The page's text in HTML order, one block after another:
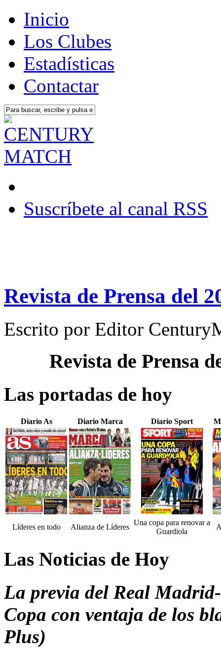
Inicio
Los Clubes
Estadísticas
Contactar
Suscríbete al canal RSS
Revista de Prensa del
Escrito por Editor
Revista de Prensa
Las portadas de hoy
Diario As Diario Marca Diario Sport
Líderes en todo Alianza de Líderes
Una copa para renovar a
Guardiola
Las Noticias de Hoy
La previa del Real
Copa con ventaja de los
Plus)